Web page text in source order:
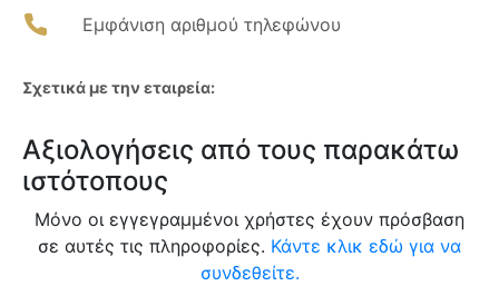
Εμφάνιση αριθμού τηλεφώνου
Σχετικά με την εταιρεία:
Αξιολογήσεις από τους παρακάτω
ιστότοπους
Μόνο οι εγγεγραμμένοι χρήστες έχουν πρόσβαση
σε αυτές τις πληροφορίες. Κάντε κλικ εδώ για να
συνδεθείτε.